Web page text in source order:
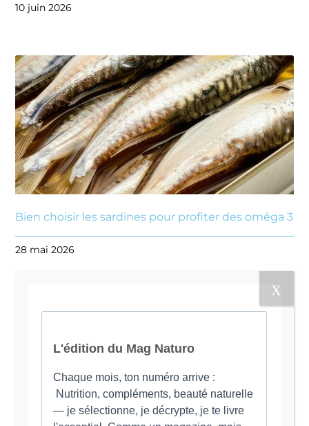
10 juin 2026
Bien choisir les sardines pour profiter des oméga 3
28 mai 2026